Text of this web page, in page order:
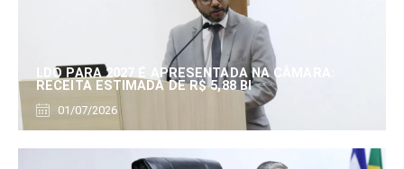
LDO PARA 2027 É APRESENTADA NA CÂMARA:
RECEITA ESTIMADA DE R$ 5,88 BI
01/07/2026